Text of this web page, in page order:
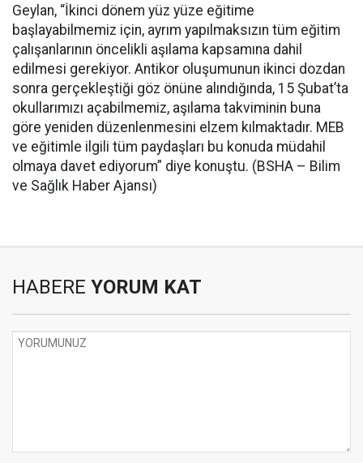
Geylan, “İkinci dönem yüz yüze eğitime
başlayabilmemiz için, ayrım yapılmaksızın tüm eğitim
çalışanlarının öncelikli aşılama kapsamına dahil
edilmesi gerekiyor. Antikor oluşumunun ikinci dozdan
sonra gerçekleştiği göz önüne alındığında, 15 Şubat’ta
okullarımızı açabilmemiz, aşılama takviminin buna
göre yeniden düzenlenmesini elzem kılmaktadır. MEB
ve eğitimle ilgili tüm paydaşları bu konuda müdahil
olmaya davet ediyorum” diye konuştu. (BSHA – Bilim
ve Sağlık Haber Ajansı)
HABERE YORUM KAT